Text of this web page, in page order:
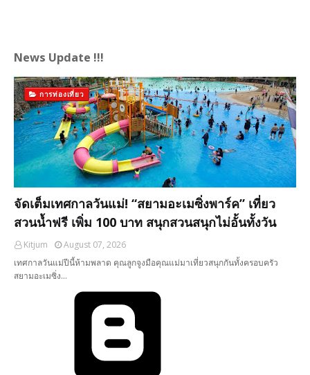
News Update !!!
การท่องเที่ยว
จัดเต็มเทศกาลวันแม่! “สยามอะเมซิ่งพาร์ค” เที่ยว
สวนน้ำฟรี เพิ่ม 100 บาท สนุกสวนสนุกไม่อั้นทั้งวัน
Kitjum
August 07, 2026
เทศกาลวันแม่ปีนี้ห้ามพลาด คุณลูกจูงมือคุณแม่มาเที่ยวสนุกกันทั้งครอบครัว
สยามอะเมซิ่ง…